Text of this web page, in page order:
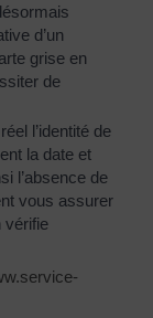
d’un
grise en
de
l’identité de
la date et
l’absence de
vous assurer
vérifie